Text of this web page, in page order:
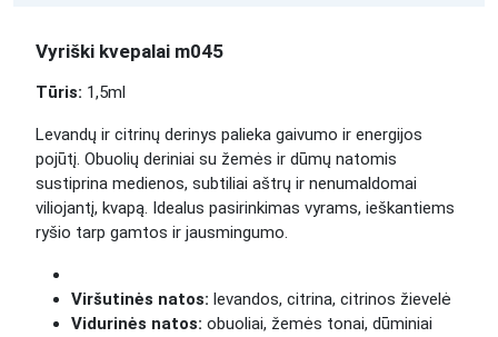
Vyriški kvepalai m045
Tūris: 1,5ml
Levandų ir citrinų derinys palieka gaivumo ir energijos
pojūtį. Obuolių deriniai su žemės ir dūmų natomis
sustiprina medienos, subtiliai aštrų ir nenumaldomai
viliojantį, kvapą. Idealus pasirinkimas vyrams, ieškantiems
ryšio tarp gamtos ir jausmingumo.
Viršutinės natos: levandos, citrina, citrinos žievelė
Vidurinės natos: obuoliai, žemės tonai, dūminiai